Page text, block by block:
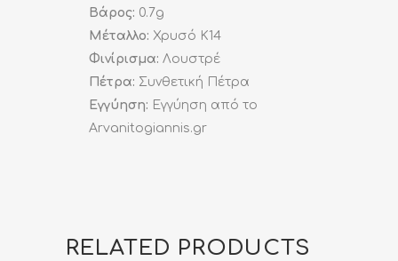
Βάρος: 0.7g
Μέταλλο: Χρυσό K14
Φινίρισμα: Λουστρέ
Πέτρα: Συνθετική Πέτρα
Εγγύηση: Εγγύηση από το
Arvanitogiannis.gr
RELATED PRODUCTS